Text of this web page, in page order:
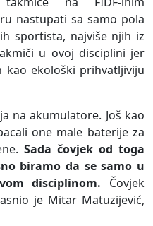
nastupati sa samo pola
sportista, najviše njih iz
u ovoj disciplini jer
kao ekološki prihvatljiviju
na akumulatore. Još kao
one male baterije za
Sada čovjek od toga
biramo da se samo u
disciplinom. Čovjek
je Mitar Matuzijević,